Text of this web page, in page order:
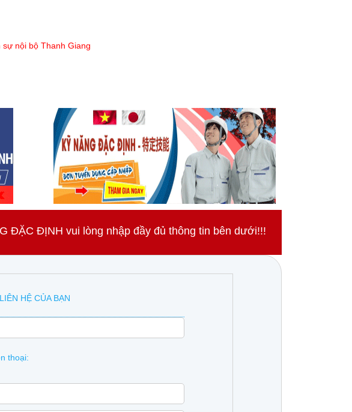
sự nội bộ Thanh Giang
ĐẶC ĐỊNH vui lòng nhập đầy đủ thông tin bên dưới!!!
HỆ CỦA BẠN
thoại: